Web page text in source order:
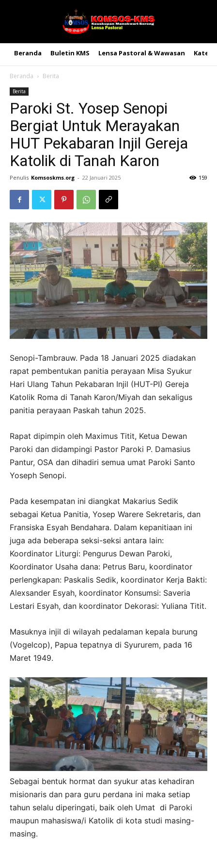
Beranda Buletin KMS Lensa Pastoral & Wawasan
Beranda Berita
Berita
Paroki St. Yosep Senopi
Bergiat Untuk Merayakan
HUT Pekabaran Injil Gereja
Katolik di Tanah Karon
Penulis Komsoskms.org - 22 Januari 2025 159
Senopi-Tambrauw. Pada 18 Januari 2025 diadakan
rapat pembentukan panitia perayaan Misa Syukur
Hari Ulang Tahun Pekabaran Injil (HUT-PI) Gereja
Katolik Roma di Tanah Karon/Miyah dan sekaligus
panitia perayaan Paskah tahun 2025.
Rapat dipimpin oleh Maximus Titit, Ketua Dewan
Paroki dan didampingi Pastor Paroki P. Damasius
Pantur, OSA dan dihadiri semua umat Paroki Santo
Yoseph Senopi.
Pada kesempatan ini diangkat Makarius Sedik
sebagai Ketua Panitia, Yosep Warere Sekretaris, dan
Fransiska Esyah Bendahara. Dalam kepanitiaan ini
juga ada beberapa seksi-seksi antara lain:
Koordinator Liturgi: Pengurus Dewan Paroki,
Koordinator Usaha dana: Petrus Baru, koordinator
perlengkapan: Paskalis Sedik, koordinator Kerja Bakti:
Alexsander Esyah, koordinator Konsumsi: Saveria
Lestari Esyah, dan koordinator Dekorasi: Yuliana Titit.
Masuknya injil di wilayah pedalaman kepala burung
(Vogelcop), Papua tepatnya di Syururem, pada 16
Maret 1949.
Sebagai bentuk hormat dan syukur atas kehadiran
misionaris dan para guru perdana ini maka setiap
tahun selalu diperingati, baik oleh Umat di Paroki
maupun mahasiswa/i Katolik di kota studi masing-
masing.